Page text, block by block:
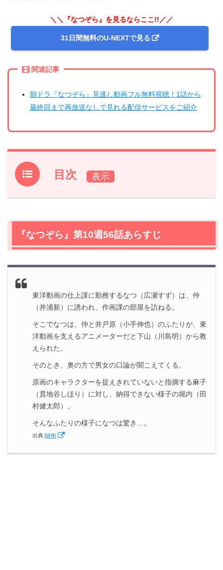
＼＼『なつぞら』を見るならここ!!／／
31日間無料のU-NEXTで見る
関連記事
朝ドラ『なつぞら』見逃し動画フル無料視聴！1話から
最終回まで再放送なしで見れる配信サービスをご紹介
目次
1.『なつぞら』第10週56話あらすじ
2.1護美箱 から拾い上げたステップアップの欠片
2.2風車のカウンターに座る落語家
理由
3.
『なつぞら』第10週56話あらすじ
東洋動画の仕上課に勤務するなつ（広瀬すず）は、仲
（井浦新）に誘われ、作画課の部屋を訪ねる。
そこでなつは、仲と井戸原（小手伸也）のふたりが、東
洋動画を支えるアニメーターだと下山（川島明）から教
えられた。
そのとき、奥の方で男女の口論が聞こえてくる。
原画のキャラクターを捉えきれていないと指摘する麻子
（貫地谷しほり）に対し、納得できない様子の堀内（田
村健太郎）。
そんなふたりの様子になつは驚き…。
出典:NHK